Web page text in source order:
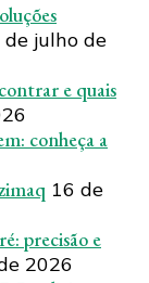
de julho de
e quais
conheça a
16 de
precisão e
2026